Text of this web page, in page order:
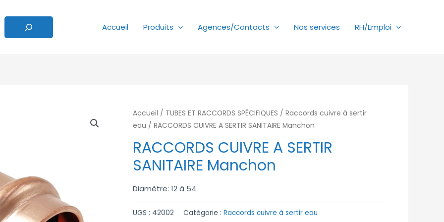
Accueil
Produits Agences/Contacts Nos services RH/Emploi
Accueil / TUBES ET RACCORDS SPÉCIFIQUES /Raccords cuivre à sertir
eau / RACCORDS CUIVRE A SERTIR SANITAIRE Manchon
RACCORDS CUIVRE A SERTIR
SANITAIRE Manchon
Diamètre: 12 à 54
UGS : 42002 Catégorie :Raccords cuivre à sertir eau